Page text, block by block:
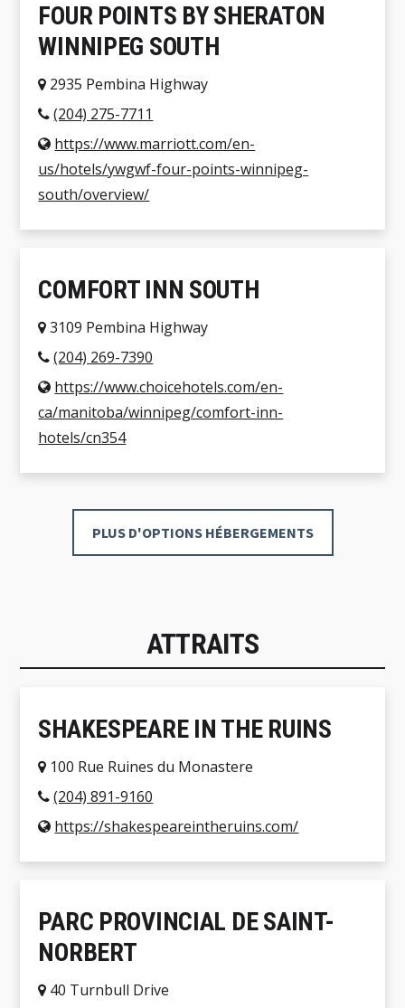
FOUR POINTS BY SHERATON
WINNIPEG SOUTH
2935 Pembina Highway
(204) 275-7711
https://www.marriott.com/en-
us/hotels/ywgwf-four-points-winnipeg-
south/overview/
COMFORT INN SOUTH
3109 Pembina Highway
(204) 269-7390
https://www.choicehotels.com/en-
ca/manitoba/winnipeg/comfort-inn-
hotels/cn354
PLUS D'OPTIONS HÉBERGEMENTS
ATTRAITS
SHAKESPEARE IN THE RUINS
100 Rue Ruines du Monastere
(204) 891-9160
https://shakespeareintheruins.com/
PARC PROVINCIAL DE SAINT-
NORBERT
40 Turnbull Drive